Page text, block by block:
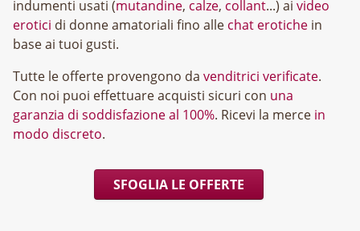
indumenti usati (mutandine, calze, collant...) ai video
erotici di donne amatoriali fino alle chat erotiche in
base ai tuoi gusti.
Tutte le offerte provengono da venditrici verificate.
Con noi puoi effettuare acquisti sicuri con una
garanzia di soddisfazione al 100%. Ricevi la merce in
modo discreto.
SFOGLIA LE OFFERTE